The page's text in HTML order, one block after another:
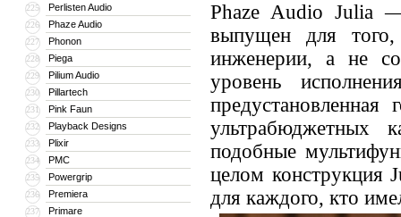
225 Perlisten Audio
226 Phaze Audio
227 Phonon
228 Piega
229 Pilium Audio
230 Pillartech
231 Pink Faun
232 Playback Designs
233 Plixir
234 PMC
235 Powergrip
236 Premiera
237 Primare
Phaze Audio Julia
выпущен для того,
инженерии, а не
уровень
ультрабюджетных
подобные
целом конструкция
для каждого, кто